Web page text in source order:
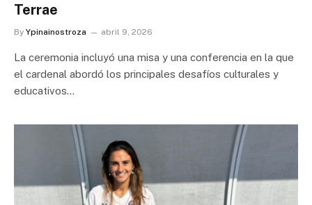
Terrae
By Ypinainostroza abril 9, 2026
La ceremonia incluyó una misa y una conferencia en la que
el cardenal abordó los principales desafíos culturales y
educativos…